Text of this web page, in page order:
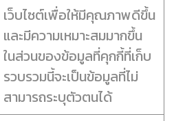
เว็บไซต์เพื่อให้มีคุณภาพดีขึ้น
และมีความเหมาะสมมากขึ้น
ในส่วนของข้อมูลที่คุกกี้ที่เก็บ
รวบรวมนี้จะเป็นข้อมูลที่ไม่
สามารถระบุตัวตนได้